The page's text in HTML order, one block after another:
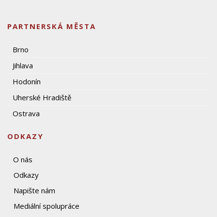
PARTNERSKÁ MĚSTA
Brno
Jihlava
Hodonín
Uherské Hradiště
Ostrava
ODKAZY
O nás
Odkazy
Napište nám
Mediální spolupráce